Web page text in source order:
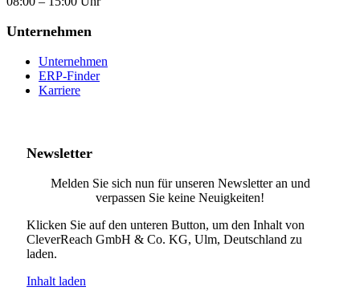
Unternehmen
Unternehmen
ERP-Finder
Karriere
Newsletter
Melden Sie sich nun für unseren Newsletter an und
verpassen Sie keine Neuigkeiten!
Klicken Sie auf den unteren Button, um den Inhalt von
CleverReach GmbH & Co. KG, Ulm, Deutschland zu
laden.
Inhalt laden